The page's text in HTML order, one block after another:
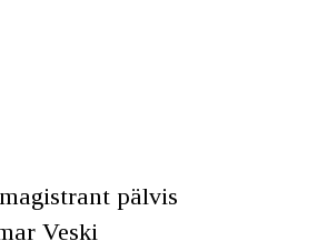
pälvis
Veski